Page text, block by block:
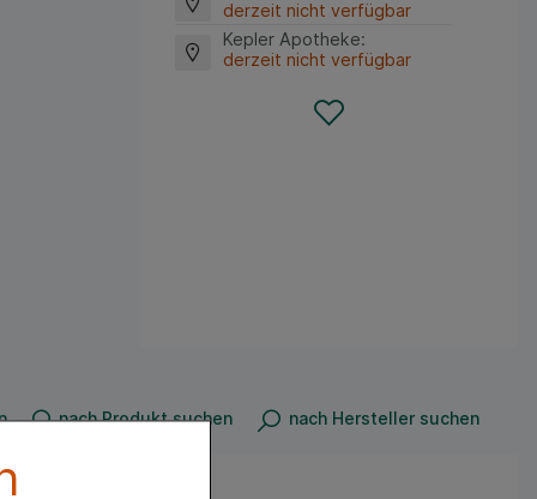
derzeit nicht verfügbar
Kepler Apotheke:
derzeit nicht verfügbar
nach Produkt suchen nach Hersteller suchen